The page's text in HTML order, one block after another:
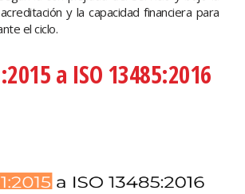
y la capacidad financiera para
el ciclo.
a ISO 13485:2016